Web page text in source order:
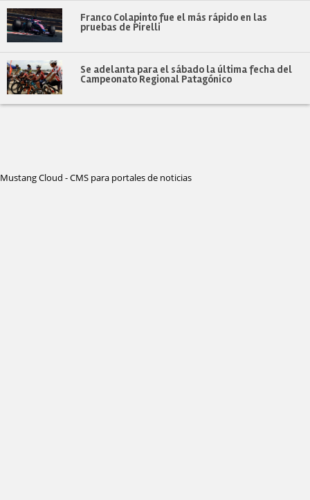
Franco Colapinto fue el más rápido en las
pruebas de Pirelli
Se adelanta para el sábado la última fecha del
Campeonato Regional Patagónico
Mustang Cloud - CMS para portales de noticias